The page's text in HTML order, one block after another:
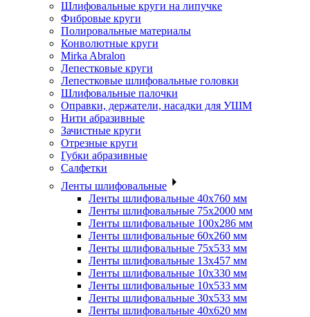
Шлифовальные круги на липучке
Фибровые круги
Полировальные материалы
Конволютные круги
Mirka Abralon
Лепестковые круги
Лепестковые шлифовальные головки
Шлифовальные палочки
Оправки, держатели, насадки для УШМ
Нити абразивные
Зачистные круги
Отрезные круги
Губки абразивные
Салфетки
Ленты шлифовальные
Ленты шлифовальные 40х760 мм
Ленты шлифовальные 75х2000 мм
Ленты шлифовальные 100х286 мм
Ленты шлифовальные 60х260 мм
Ленты шлифовальные 75х533 мм
Ленты шлифовальные 13х457 мм
Ленты шлифовальные 10х330 мм
Ленты шлифовальные 10х533 мм
Ленты шлифовальные 30х533 мм
Ленты шлифовальные 40х620 мм